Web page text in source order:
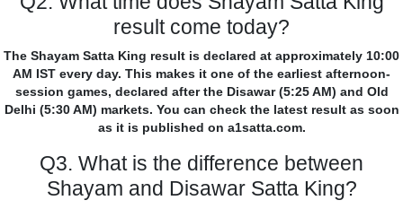
result come today?
The Shayam Satta King result is declared at approximately 10:00
AM IST every day. This makes it one of the earliest afternoon-
session games, declared after the Disawar (5:25 AM) and Old
Delhi (5:30 AM) markets. You can check the latest result as soon
as it is published on a1satta.com.
Q3. What is the difference between
Shayam and Disawar Satta King?